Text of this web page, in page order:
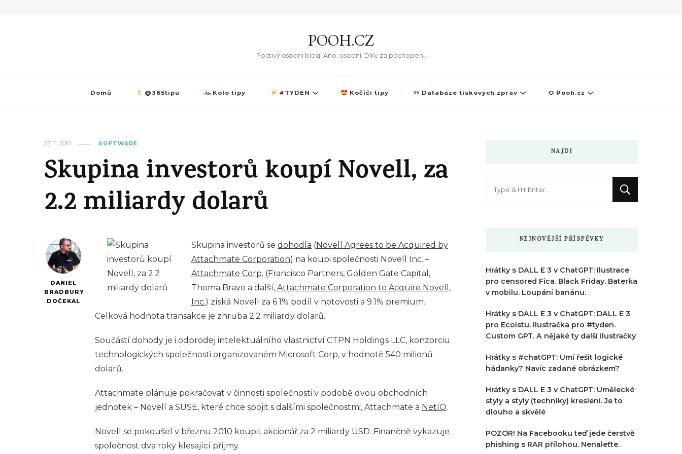
POOH.CZ
Poctivý osobní blog. Ano, osobní. Díky za pochopení.
Domů @365tipu Kolo tipy #TYDEN Kočičí tipy Databáze tiskových zpráv O Pooh.cz
23. 11. 2010 SOFTWARE
Skupina investorů koupí Novell, za
2.2 miliardy dolarů
DANIEL
BRADBURY
DOČEKAL
Skupina investorů se dohodla (Novell Agrees to be Acquired by
Attachmate Corporation) na koupi společnosti Novell Inc. –
Attachmate Corp. (Francisco Partners, Golden Gate Capital,
Thoma Bravo a další, Attachmate Corporation to Acquire Novell,
Inc.) získá Novell za 6.1% podíl v hotovosti a 9.1% premium.
Celková hodnota transakce je zhruba 2.2 miliardy dolarů.
Součástí dohody je i odprodej intelektuálního vlastnictví CTPN Holdings LLC, konzorciu
technologických společnosti organizovaném Microsoft Corp, v hodnotě 540 milionů
dolarů.
Attachmate plánuje pokračovat v činnosti společnosti v podobě dvou obchodních
jednotek – Novell a SUSE, které chce spojit s dalšími společnostmi, Attachmate a NetIQ.
Novell se pokoušel v březnu 2010 koupit akcionář za 2 miliardy USD. Finančně vykazuje
společnost dva roky klesající příjmy.
NAJDI
NEJNOVĚJŠÍ PŘÍSPĚVKY
Hrátky s DALL E 3 v ChatGPT: Ilustrace
pro censored Fica. Black Friday. Baterka
v mobilu. Loupání banánu.
Hrátky s DALL E 3 v ChatGPT: DALL E 3
pro Ecoistu. Ilustračka pro #tyden.
Custom GPT. A nějaké ty další ilustračky
Hrátky s #chatGPT: Umí řešit logické
hádanky? Navíc zadané obrázkem?
Hrátky s DALL E 3 v ChatGPT: Umělecké
styly a styly (techniky) kreslení. Je to
dlouho a skvělé
POZOR! Na Facebooku teď jede čerstvě
phishing s RAR přílohou. Nenaleťte.